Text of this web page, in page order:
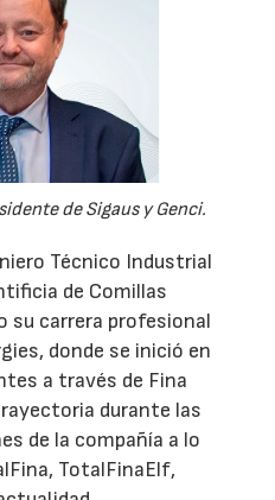
de Sigaus y Genci.
Técnico Industrial
de Comillas
su carrera profesional
donde se inició en
a través de Fina
durante las
de la compañía a lo
TotalFinaElf,